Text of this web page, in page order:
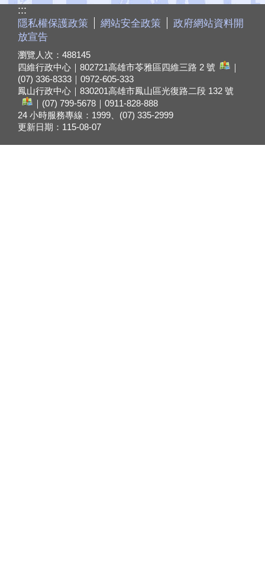
:::
隱私權保護政策 網站安全政策
政府網站資料開
放宣告
瀏覽人次： 488145
四維行政中心｜802721高雄市苓雅區四維三路 2 號
｜
(07) 336-8333｜0972-605-333
鳳山行政中心｜830201高雄市鳳山區光復路二段 132 號
｜(07) 799-5678｜0911-828-888
24 小時服務專線：1999、(07) 335-2999
更新日期： 115-08-07